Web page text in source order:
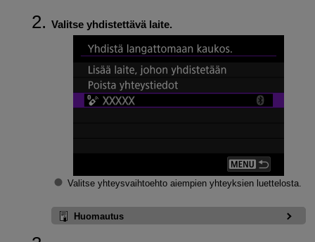
Valitse yhdistettävä laite.
Valitse yhteysvaihtoehto aiempien yhteyksien luettelosta.
Huomautus